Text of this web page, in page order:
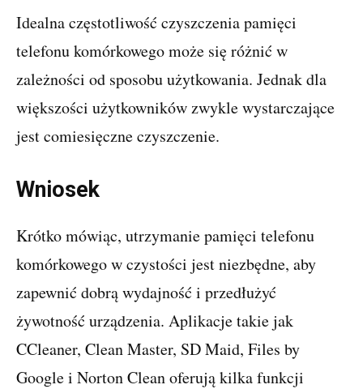
Idealna częstotliwość czyszczenia pamięci
telefonu komórkowego może się różnić w
zależności od sposobu użytkowania. Jednak dla
większości użytkowników zwykle wystarczające
jest comiesięczne czyszczenie.
Wniosek
Krótko mówiąc, utrzymanie pamięci telefonu
komórkowego w czystości jest niezbędne, aby
zapewnić dobrą wydajność i przedłużyć
żywotność urządzenia. Aplikacje takie jak
CCleaner, Clean Master, SD Maid, Files by
Google i Norton Clean oferują kilka funkcji